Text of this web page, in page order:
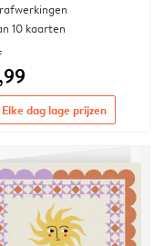
10 kaarten
Elke dag lage prijzen